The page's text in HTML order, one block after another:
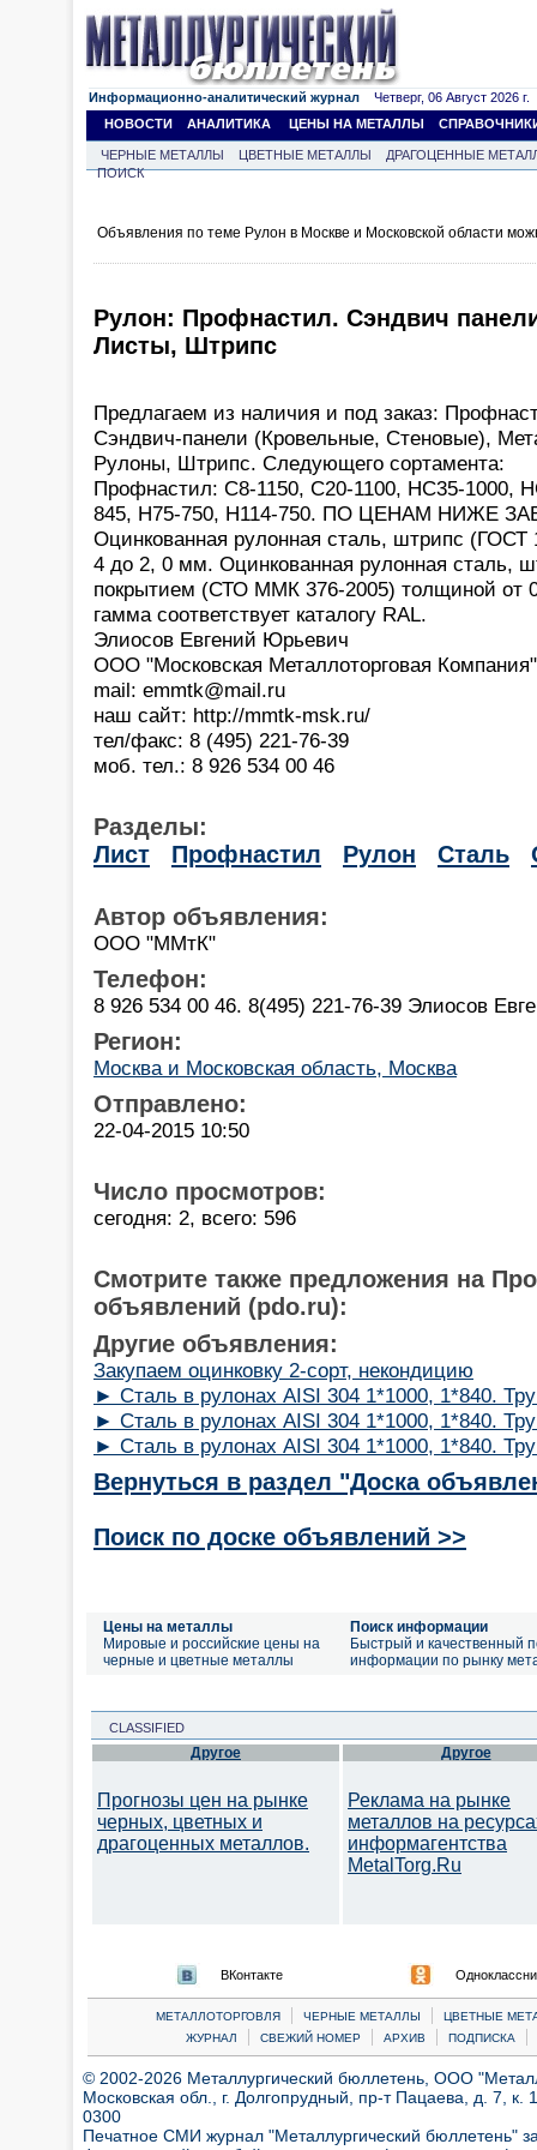
Информационно-аналитический журнал Четверг, 06 Август 2026 г.
НОВОСТИ
АНАЛИТИКА ЦЕНЫ НА МЕТАЛЛЫ
ЧЕРНЫЕ МЕТАЛЛЫ ЦВЕТНЫЕ МЕТАЛЛЫ
ДРАГОЦЕННЫЕ
ПОИСК
Объявления по теме Рулон в Москве и Московской области
Рулон: Профнастил. Сэндвич
Листы, Штрипс
Предлагаем из наличия и под заказ:
Сэндвич-панели (Кровельные, Стеновые),
Рулоны, Штрипс. Следующего сортамента:
Профнастил: С8-1150, С20-1100, НС35-1000,
845, Н75-750, Н114-750. ПО ЦЕНАМ НИЖЕ
Оцинкованная рулонная сталь, штрипс (ГОСТ
4 до 2, 0 мм. Оцинкованная рулонная сталь,
покрытием (СТО ММК 376-2005) толщиной от
гамма соответствует каталогу RAL.
Элиосов Евгений Юрьевич
ООО "Московская Металлоторговая Компания"
mail: emmtk@mail.ru
наш сайт: http://mmtk-msk.ru/
тел/факс: 8 (495) 221-76-39
моб. тел.: 8 926 534 00 46
Разделы:
Лист
Профнастил Рулон Сталь
Автор объявления:
ООО "ММтК"
Телефон:
8 926 534 00 46. 8(495) 221-76-39 Элиосов
Регион:
Москва и Московская область, Москва
Отправлено:
22-04-2015 10:50
Число просмотров:
сегодня: 2, всего: 596
Смотрите также предложения на
объявлений (pdo.ru):
Другие объявления:
Закупаем оцинковку 2-сорт, некондицию
► Сталь в рулонах AISI 304 1*1000, 1*840.
► Сталь в рулонах AISI 304 1*1000, 1*840.
► Сталь в рулонах AISI 304 1*1000, 1*840.
Вернуться в раздел "Доска
Поиск по доске объявлений >>
Цены на металлы
Мировые и российские цены на
черные и цветные металлы
Поиск информации
Быстрый и качественный
информации по рынку
CLASSIFIED
Другое
Прогнозы цен на рынке
черных, цветных и
драгоценных металлов.
Другое
Реклама на рынке
металлов на
информагентства
MetalTorg.Ru
ВКонтакте
МЕТАЛЛОТОРГОВЛЯ | ЧЕРНЫЕ МЕТАЛЛЫ |
ЦВЕТНЫЕ
ЖУРНАЛ
| СВЕЖИЙ НОМЕР | АРХИВ | ПОДПИСКА |
© 2002-2026 Металлургический бюллетень, ООО
Московская обл., г. Долгопрудный, пр-т Пацаева, д. 7,
0300
Печатное СМИ журнал "Металлургический бюллетень"